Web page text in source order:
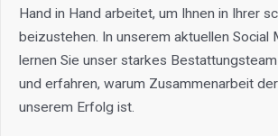
Hand in Hand arbeitet, um Ihnen in Ihrer
beizustehen. In unserem aktuellen Social
lernen Sie unser starkes
und erfahren, warum Zusammenarbeit
unserem Erfolg ist.